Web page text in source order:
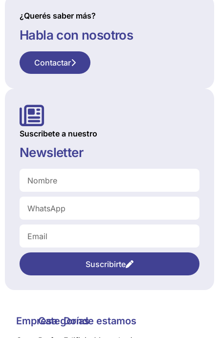
¿Querés saber más?
Habla con nosotros
Contactar
Suscribete a nuestro
Newsletter
Suscribirte
EmpresaCategoríasDonde estamos